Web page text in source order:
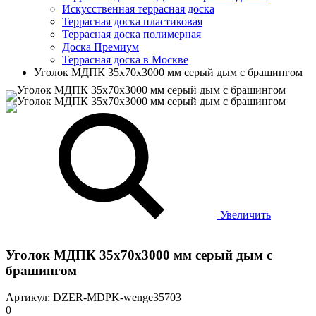
Искусственная террасная доска
Террасная доска пластиковая
Террасная доска полимерная
Доска Премиум
Террасная доска в Москве
Уголок МДПК 35x70х3000 мм серый дым с брашингом
Увеличить
Уголок МДПК 35x70х3000 мм серый дым с
брашингом
Артикул: DZER-MDPK-wenge35703
0